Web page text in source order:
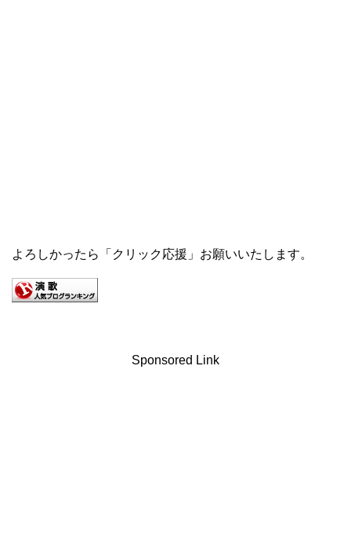
よろしかったら「クリック応援」お願いいたします。
Sponsored Link